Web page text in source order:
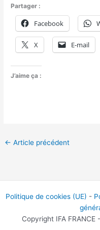
Partager :
Facebook
X E-mail
J’aime ça :
← Article précédent
Politique de cookies (UE) -
Copyright IFA FRANCE